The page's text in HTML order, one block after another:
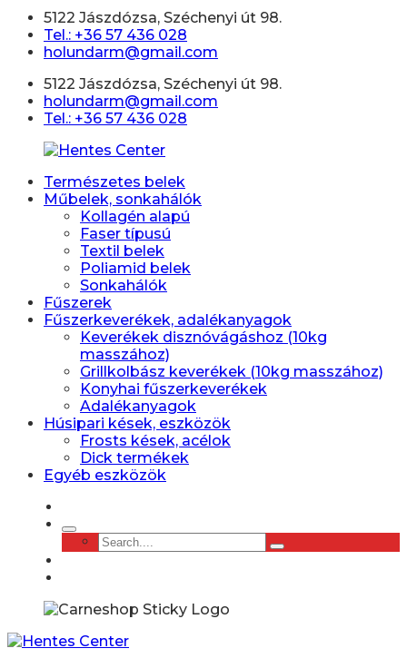
5122 Jászdózsa, Széchenyi út 98.
Tel.: +36 57 436 028
holundarm@gmail.com
5122 Jászdózsa, Széchenyi út 98.
holundarm@gmail.com
Tel.: +36 57 436 028
Természetes belek
Műbelek, sonkahálók
Kollagén alapú
Faser típusú
Textil belek
Poliamid belek
Sonkahálók
Fűszerek
Fűszerkeverékek, adalékanyagok
Keverékek disznóvágáshoz (10kg
masszához)
Grillkolbász keverékek (10kg masszához)
Konyhai fűszerkeverékek
Adalékanyagok
Húsipari kések, eszközök
Frosts kések, acélok
Dick termékek
Egyéb eszközök